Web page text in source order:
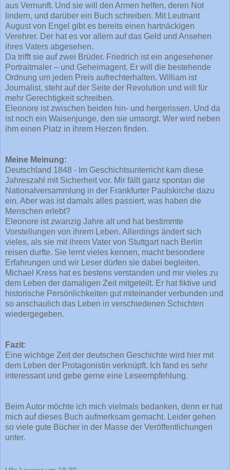
aus Vernunft. Und sie will den Armen helfen, deren Not
lindern, und darüber ein Buch schreiben. Mit Leutnant
August von Engel gibt es bereits einen hartnäckigen
Verehrer. Der hat es vor allem auf das Geld und Ansehen
ihres Vaters abgesehen.
Da trifft sie auf zwei Brüder. Friedrich ist ein angesehener
Portraitmaler – und Geheimagent. Er will die bestehende
Ordnung um jeden Preis aufrechterhalten. William ist
Journalist, steht auf der Seite der Revolution und will für
mehr Gerechtigkeit schreiben.
Eleonore ist zwischen beiden hin- und hergerissen. Und da
ist noch ein Waisenjunge, den sie umsorgt. Wer wird neben
ihm einen Platz in ihrem Herzen finden.
Meine Meinung:
Deutschland 1848 - Im Geschichtsunterricht kam diese
Jahreszahl mit Sicherheit vor. Mir fällt ganz spontan die
Nationalversammlung in der Frankfurter Paulskirche dazu
ein. Aber was ist damals alles passiert, was haben die
Menschen erlebt?
Eleonore ist zwanzig Jahre alt und hat bestimmte
Vorstellungen von ihrem Leben. Allerdings ändert sich
vieles, als sie mit ihrem Vater von Stuttgart nach Berlin
reisen durfte. Sie lernt vieles kennen, macht besondere
Erfahrungen und wir Leser dürfen sie dabei begleiten.
Michael Kress hat es bestens verstanden und mir vieles zu
dem Leben der damaligen Zeit mitgeteilt. Er hat fiktive und
historische Persönlichkeiten gut miteinander verbunden und
so anschaulich das Leben in verschiedenen Schichten
wiedergegeben.
Fazit:
Eine wichtige Zeit der deutschen Geschichte wird hier mit
dem Leben der Protagonistin verknüpft. Ich fand es sehr
interessant und gebe gerne eine Leseempfehlung.
Beim Autor möchte ich mich vielmals bedanken, denn er hat
mich auf dieses Buch aufmerksam gemacht. Leider gehen
so viele gute Bücher in der Masse der Veröffentlichungen
unter.